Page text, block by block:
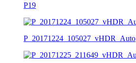
P19
P_20171224_105027_vHDR_Auto